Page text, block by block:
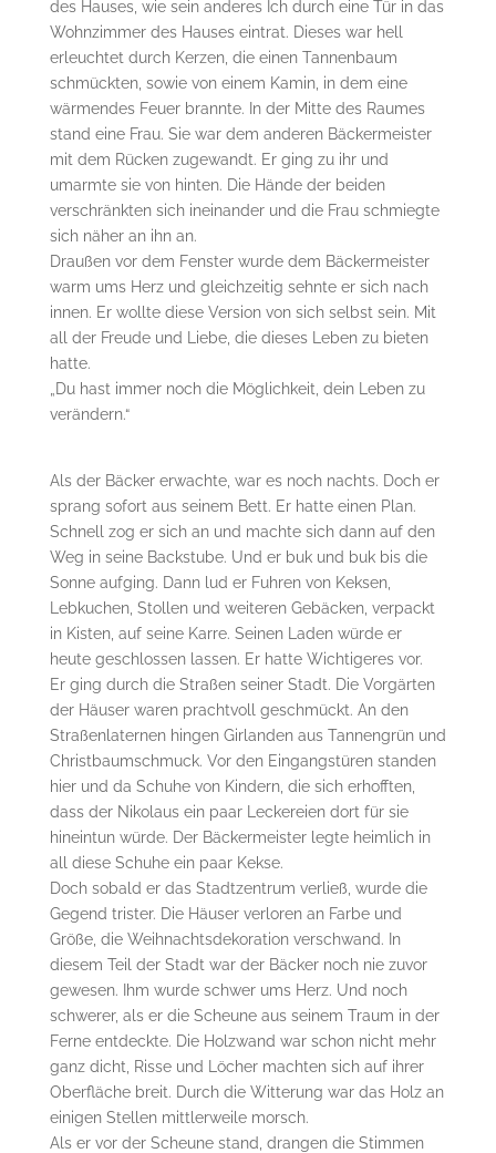
des Hauses, wie sein anderes Ich durch eine Tür in das
Wohnzimmer des Hauses eintrat. Dieses war hell
erleuchtet durch Kerzen, die einen Tannenbaum
schmückten, sowie von einem Kamin, in dem eine
wärmendes Feuer brannte. In der Mitte des Raumes
stand eine Frau. Sie war dem anderen Bäckermeister
mit dem Rücken zugewandt. Er ging zu ihr und
umarmte sie von hinten. Die Hände der beiden
verschränkten sich ineinander und die Frau schmiegte
sich näher an ihn an.
Draußen vor dem Fenster wurde dem Bäckermeister
warm ums Herz und gleichzeitig sehnte er sich nach
innen. Er wollte diese Version von sich selbst sein. Mit
all der Freude und Liebe, die dieses Leben zu bieten
hatte.
„Du hast immer noch die Möglichkeit, dein Leben zu
verändern.“
Als der Bäcker erwachte, war es noch nachts. Doch er
sprang sofort aus seinem Bett. Er hatte einen Plan.
Schnell zog er sich an und machte sich dann auf den
Weg in seine Backstube. Und er buk und buk bis die
Sonne aufging. Dann lud er Fuhren von Keksen,
Lebkuchen, Stollen und weiteren Gebäcken, verpackt
in Kisten, auf seine Karre. Seinen Laden würde er
heute geschlossen lassen. Er hatte Wichtigeres vor.
Er ging durch die Straßen seiner Stadt. Die Vorgärten
der Häuser waren prachtvoll geschmückt. An den
Straßenlaternen hingen Girlanden aus Tannengrün und
Christbaumschmuck. Vor den Eingangstüren standen
hier und da Schuhe von Kindern, die sich erhofften,
dass der Nikolaus ein paar Leckereien dort für sie
hineintun würde. Der Bäckermeister legte heimlich in
all diese Schuhe ein paar Kekse.
Doch sobald er das Stadtzentrum verließ, wurde die
Gegend trister. Die Häuser verloren an Farbe und
Größe, die Weihnachtsdekoration verschwand. In
diesem Teil der Stadt war der Bäcker noch nie zuvor
gewesen. Ihm wurde schwer ums Herz. Und noch
schwerer, als er die Scheune aus seinem Traum in der
Ferne entdeckte. Die Holzwand war schon nicht mehr
ganz dicht, Risse und Löcher machten sich auf ihrer
Oberfläche breit. Durch die Witterung war das Holz an
einigen Stellen mittlerweile morsch.
Als er vor der Scheune stand, drangen die Stimmen